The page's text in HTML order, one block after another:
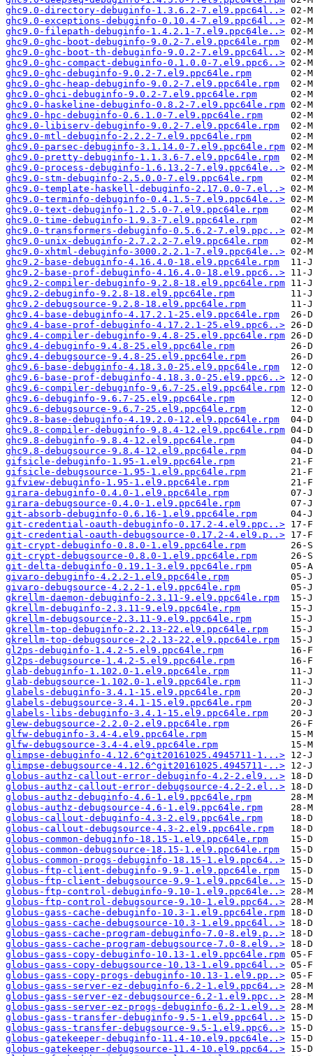
ghc9.0-directory-debuginfo-1.3.6.2-7.el9.ppc64l..>
ghc9.0-exceptions-debuginfo-0.10.4-7.el9.ppc64l..>
ghc9.0-filepath-debuginfo-1.4.2.1-7.el9.ppc64le..>
ghc9.0-ghc-boot-debuginfo-9.0.2-7.el9.ppc64le.rpm
ghc9.0-ghc-boot-th-debuginfo-9.0.2-7.el9.ppc64l..>
ghc9.0-ghc-compact-debuginfo-0.1.0.0-7.el9.ppc6..>
ghc9.0-ghc-debuginfo-9.0.2-7.el9.ppc64le.rpm
ghc9.0-ghc-heap-debuginfo-9.0.2-7.el9.ppc64le.rpm
ghc9.0-ghci-debuginfo-9.0.2-7.el9.ppc64le.rpm
ghc9.0-haskeline-debuginfo-0.8.2-7.el9.ppc64le.rpm
ghc9.0-hpc-debuginfo-0.6.1.0-7.el9.ppc64le.rpm
ghc9.0-libiserv-debuginfo-9.0.2-7.el9.ppc64le.rpm
ghc9.0-mtl-debuginfo-2.2.2-7.el9.ppc64le.rpm
ghc9.0-parsec-debuginfo-3.1.14.0-7.el9.ppc64le.rpm
ghc9.0-pretty-debuginfo-1.1.3.6-7.el9.ppc64le.rpm
ghc9.0-process-debuginfo-1.6.13.2-7.el9.ppc64le..>
ghc9.0-stm-debuginfo-2.5.0.0-7.el9.ppc64le.rpm
ghc9.0-template-haskell-debuginfo-2.17.0.0-7.el..>
ghc9.0-terminfo-debuginfo-0.4.1.5-7.el9.ppc64le..>
ghc9.0-text-debuginfo-1.2.5.0-7.el9.ppc64le.rpm
ghc9.0-time-debuginfo-1.9.3-7.el9.ppc64le.rpm
ghc9.0-transformers-debuginfo-0.5.6.2-7.el9.ppc..>
ghc9.0-unix-debuginfo-2.7.2.2-7.el9.ppc64le.rpm
ghc9.0-xhtml-debuginfo-3000.2.2.1-7.el9.ppc64le..>
ghc9.2-base-debuginfo-4.16.4.0-18.el9.ppc64le.rpm
ghc9.2-base-prof-debuginfo-4.16.4.0-18.el9.ppc6..>
ghc9.2-compiler-debuginfo-9.2.8-18.el9.ppc64le.rpm
ghc9.2-debuginfo-9.2.8-18.el9.ppc64le.rpm
ghc9.2-debugsource-9.2.8-18.el9.ppc64le.rpm
ghc9.4-base-debuginfo-4.17.2.1-25.el9.ppc64le.rpm
ghc9.4-base-prof-debuginfo-4.17.2.1-25.el9.ppc6..>
ghc9.4-compiler-debuginfo-9.4.8-25.el9.ppc64le.rpm
ghc9.4-debuginfo-9.4.8-25.el9.ppc64le.rpm
ghc9.4-debugsource-9.4.8-25.el9.ppc64le.rpm
ghc9.6-base-debuginfo-4.18.3.0-25.el9.ppc64le.rpm
ghc9.6-base-prof-debuginfo-4.18.3.0-25.el9.ppc6..>
ghc9.6-compiler-debuginfo-9.6.7-25.el9.ppc64le.rpm
ghc9.6-debuginfo-9.6.7-25.el9.ppc64le.rpm
ghc9.6-debugsource-9.6.7-25.el9.ppc64le.rpm
ghc9.8-base-debuginfo-4.19.2.0-12.el9.ppc64le.rpm
ghc9.8-compiler-debuginfo-9.8.4-12.el9.ppc64le.rpm
ghc9.8-debuginfo-9.8.4-12.el9.ppc64le.rpm
ghc9.8-debugsource-9.8.4-12.el9.ppc64le.rpm
gifsicle-debuginfo-1.95-1.el9.ppc64le.rpm
gifsicle-debugsource-1.95-1.el9.ppc64le.rpm
gifview-debuginfo-1.95-1.el9.ppc64le.rpm
girara-debuginfo-0.4.0-1.el9.ppc64le.rpm
girara-debugsource-0.4.0-1.el9.ppc64le.rpm
git-absorb-debuginfo-0.6.16-1.el9.ppc64le.rpm
git-credential-oauth-debuginfo-0.17.2-4.el9.ppc..>
git-credential-oauth-debugsource-0.17.2-4.el9.p..>
git-crypt-debuginfo-0.8.0-1.el9.ppc64le.rpm
git-crypt-debugsource-0.8.0-1.el9.ppc64le.rpm
git-delta-debuginfo-0.19.1-3.el9.ppc64le.rpm
givaro-debuginfo-4.2.2-1.el9.ppc64le.rpm
givaro-debugsource-4.2.2-1.el9.ppc64le.rpm
gkrellm-daemon-debuginfo-2.3.11-9.el9.ppc64le.rpm
gkrellm-debuginfo-2.3.11-9.el9.ppc64le.rpm
gkrellm-debugsource-2.3.11-9.el9.ppc64le.rpm
gkrellm-top-debuginfo-2.2.13-22.el9.ppc64le.rpm
gkrellm-top-debugsource-2.2.13-22.el9.ppc64le.rpm
gl2ps-debuginfo-1.4.2-5.el9.ppc64le.rpm
gl2ps-debugsource-1.4.2-5.el9.ppc64le.rpm
glab-debuginfo-1.102.0-1.el9.ppc64le.rpm
glab-debugsource-1.102.0-1.el9.ppc64le.rpm
glabels-debuginfo-3.4.1-15.el9.ppc64le.rpm
glabels-debugsource-3.4.1-15.el9.ppc64le.rpm
glabels-libs-debuginfo-3.4.1-15.el9.ppc64le.rpm
glew-debugsource-2.2.0-2.el9.ppc64le.rpm
glfw-debuginfo-3.4-4.el9.ppc64le.rpm
glfw-debugsource-3.4-4.el9.ppc64le.rpm
glimpse-debuginfo-4.12.6^git20161025.4945711-1...>
glimpse-debugsource-4.12.6^git20161025.4945711-..>
globus-authz-callout-error-debuginfo-4.2-2.el9...>
globus-authz-callout-error-debugsource-4.2-2.el..>
globus-authz-debuginfo-4.6-1.el9.ppc64le.rpm
globus-authz-debugsource-4.6-1.el9.ppc64le.rpm
globus-callout-debuginfo-4.3-2.el9.ppc64le.rpm
globus-callout-debugsource-4.3-2.el9.ppc64le.rpm
globus-common-debuginfo-18.15-1.el9.ppc64le.rpm
globus-common-debugsource-18.15-1.el9.ppc64le.rpm
globus-common-progs-debuginfo-18.15-1.el9.ppc64..>
globus-ftp-client-debuginfo-9.9-1.el9.ppc64le.rpm
globus-ftp-client-debugsource-9.9-1.el9.ppc64le..>
globus-ftp-control-debuginfo-9.10-1.el9.ppc64le..>
globus-ftp-control-debugsource-9.10-1.el9.ppc64..>
globus-gass-cache-debuginfo-10.3-1.el9.ppc64le.rpm
globus-gass-cache-debugsource-10.3-1.el9.ppc64l..>
globus-gass-cache-program-debuginfo-7.0-8.el9.p..>
globus-gass-cache-program-debugsource-7.0-8.el9..>
globus-gass-copy-debuginfo-10.13-1.el9.ppc64le.rpm
globus-gass-copy-debugsource-10.13-1.el9.ppc64l..>
globus-gass-copy-progs-debuginfo-10.13-1.el9.pp..>
globus-gass-server-ez-debuginfo-6.2-1.el9.ppc64..>
globus-gass-server-ez-debugsource-6.2-1.el9.ppc..>
globus-gass-server-ez-progs-debuginfo-6.2-1.el9..>
globus-gass-transfer-debuginfo-9.5-1.el9.ppc64l..>
globus-gass-transfer-debugsource-9.5-1.el9.ppc6..>
globus-gatekeeper-debuginfo-11.4-10.el9.ppc64le..>
globus-gatekeeper-debugsource-11.4-10.el9.ppc64..>